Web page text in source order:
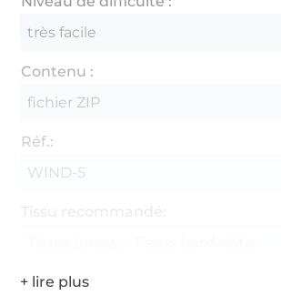
très facile
Contenu :
fichier ZIP
Réf.:
WIND-5